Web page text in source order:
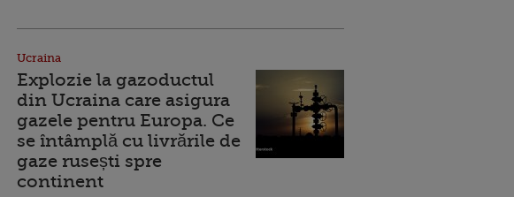
Ucraina
Explozie la gazoductul
din Ucraina care asigura
gazele pentru Europa. Ce
se întâmplă cu livrările de
gaze rusești spre
continent